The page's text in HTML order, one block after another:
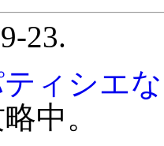
23.
ティシエ
中。